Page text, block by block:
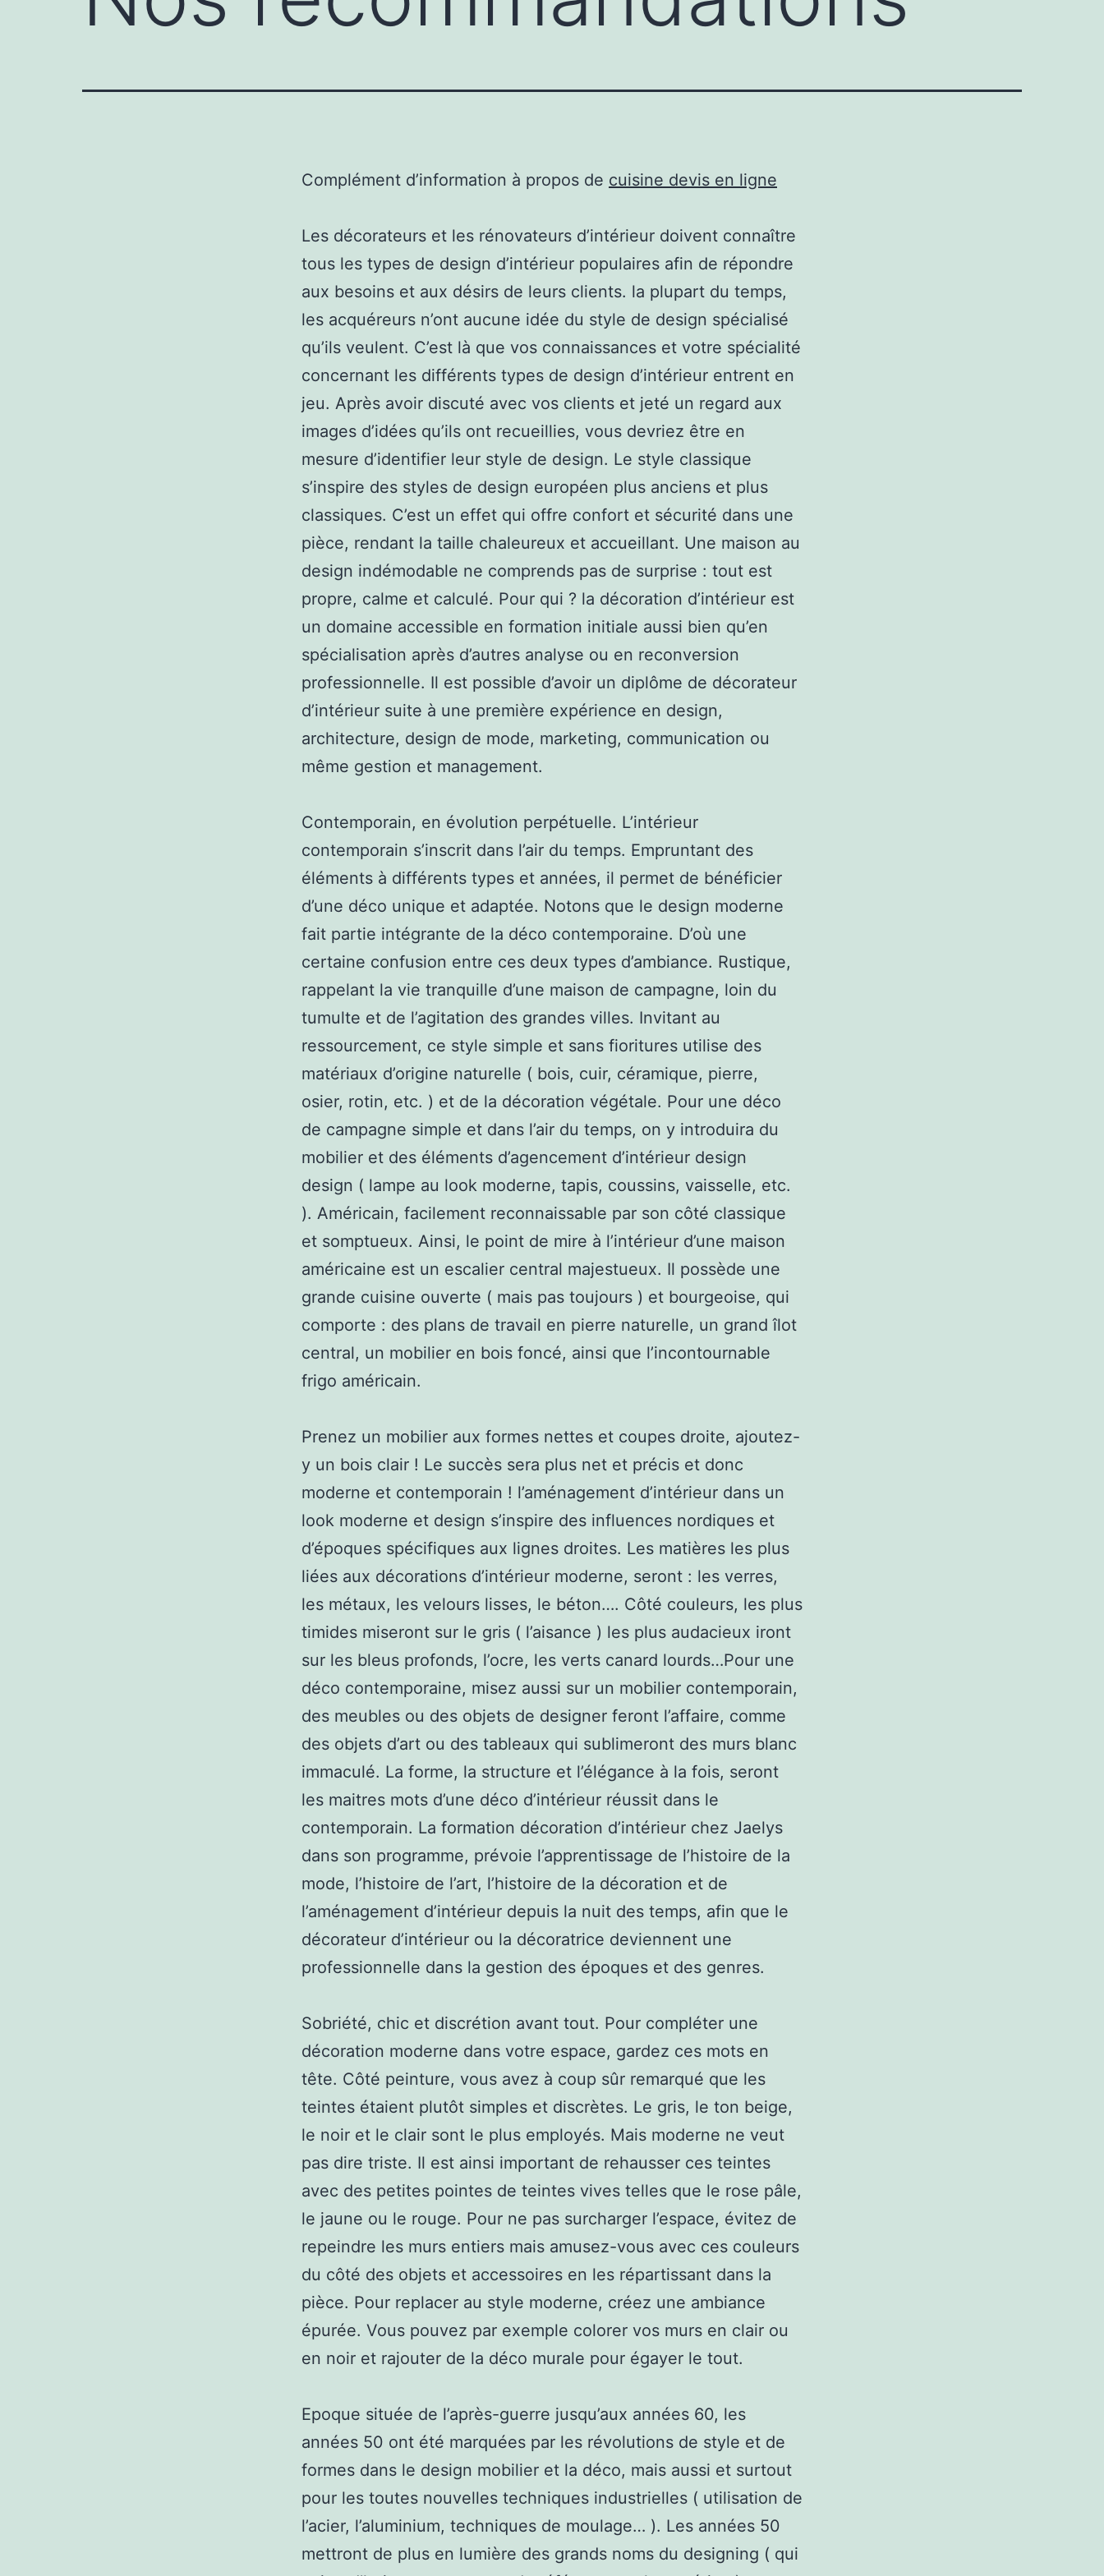
Complément d’information à propos de cuisine devis en ligne
Les décorateurs et les rénovateurs d’intérieur doivent connaître
tous les types de design d’intérieur populaires afin de répondre
aux besoins et aux désirs de leurs clients. la plupart du temps,
les acquéreurs n’ont aucune idée du style de design spécialisé
qu’ils veulent. C’est là que vos connaissances et votre spécialité
concernant les différents types de design d’intérieur entrent en
jeu. Après avoir discuté avec vos clients et jeté un regard aux
images d’idées qu’ils ont recueillies, vous devriez être en
mesure d’identifier leur style de design. Le style classique
s’inspire des styles de design européen plus anciens et plus
classiques. C’est un effet qui offre confort et sécurité dans une
pièce, rendant la taille chaleureux et accueillant. Une maison au
design indémodable ne comprends pas de surprise : tout est
propre, calme et calculé. Pour qui ? la décoration d’intérieur est
un domaine accessible en formation initiale aussi bien qu’en
spécialisation après d’autres analyse ou en reconversion
professionnelle. Il est possible d’avoir un diplôme de décorateur
d’intérieur suite à une première expérience en design,
architecture, design de mode, marketing, communication ou
même gestion et management.
Contemporain, en évolution perpétuelle. L’intérieur
contemporain s’inscrit dans l’air du temps. Empruntant des
éléments à différents types et années, il permet de bénéficier
d’une déco unique et adaptée. Notons que le design moderne
fait partie intégrante de la déco contemporaine. D’où une
certaine confusion entre ces deux types d’ambiance. Rustique,
rappelant la vie tranquille d’une maison de campagne, loin du
tumulte et de l’agitation des grandes villes. Invitant au
ressourcement, ce style simple et sans fioritures utilise des
matériaux d’origine naturelle ( bois, cuir, céramique, pierre,
osier, rotin, etc. ) et de la décoration végétale. Pour une déco
de campagne simple et dans l’air du temps, on y introduira du
mobilier et des éléments d’agencement d’intérieur design
design ( lampe au look moderne, tapis, coussins, vaisselle, etc.
). Américain, facilement reconnaissable par son côté classique
et somptueux. Ainsi, le point de mire à l’intérieur d’une maison
américaine est un escalier central majestueux. Il possède une
grande cuisine ouverte ( mais pas toujours ) et bourgeoise, qui
comporte : des plans de travail en pierre naturelle, un grand îlot
central, un mobilier en bois foncé, ainsi que l’incontournable
frigo américain.
Prenez un mobilier aux formes nettes et coupes droite, ajoutez-
y un bois clair ! Le succès sera plus net et précis et donc
moderne et contemporain ! l’aménagement d’intérieur dans un
look moderne et design s’inspire des influences nordiques et
d’époques spécifiques aux lignes droites. Les matières les plus
liées aux décorations d’intérieur moderne, seront : les verres,
les métaux, les velours lisses, le béton…. Côté couleurs, les plus
timides miseront sur le gris ( l’aisance ) les plus audacieux iront
sur les bleus profonds, l’ocre, les verts canard lourds…Pour une
déco contemporaine, misez aussi sur un mobilier contemporain,
des meubles ou des objets de designer feront l’affaire, comme
des objets d’art ou des tableaux qui sublimeront des murs blanc
immaculé. La forme, la structure et l’élégance à la fois, seront
les maitres mots d’une déco d’intérieur réussit dans le
contemporain. La formation décoration d’intérieur chez Jaelys
dans son programme, prévoie l’apprentissage de l’histoire de la
mode, l’histoire de l’art, l’histoire de la décoration et de
l’aménagement d’intérieur depuis la nuit des temps, afin que le
décorateur d’intérieur ou la décoratrice deviennent une
professionnelle dans la gestion des époques et des genres.
Sobriété, chic et discrétion avant tout. Pour compléter une
décoration moderne dans votre espace, gardez ces mots en
tête. Côté peinture, vous avez à coup sûr remarqué que les
teintes étaient plutôt simples et discrètes. Le gris, le ton beige,
le noir et le clair sont le plus employés. Mais moderne ne veut
pas dire triste. Il est ainsi important de rehausser ces teintes
avec des petites pointes de teintes vives telles que le rose pâle,
le jaune ou le rouge. Pour ne pas surcharger l’espace, évitez de
repeindre les murs entiers mais amusez-vous avec ces couleurs
du côté des objets et accessoires en les répartissant dans la
pièce. Pour replacer au style moderne, créez une ambiance
épurée. Vous pouvez par exemple colorer vos murs en clair ou
en noir et rajouter de la déco murale pour égayer le tout.
Epoque située de l’après-guerre jusqu’aux années 60, les
années 50 ont été marquées par les révolutions de style et de
formes dans le design mobilier et la déco, mais aussi et surtout
pour les toutes nouvelles techniques industrielles ( utilisation de
l’acier, l’aluminium, techniques de moulage… ). Les années 50
mettront de plus en lumière des grands noms du designing ( qui